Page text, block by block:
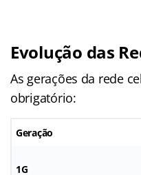
Evolução das
As gerações da rede
obrigatório:
Geração
1G